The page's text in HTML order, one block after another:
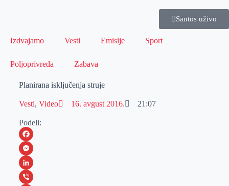
Santos uživo
Izdvajamo Vesti Emisije Sport
Poljoprivreda Zabava
Planirana isključenja struje
Vesti, Video 16. avgust 2016. 21:07
Podeli:
F
a
c
M
eL